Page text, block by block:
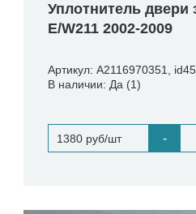
Уплотнитель двери
E/W211 2002-2009
Артикул: A2116970351,
В наличии: Да (1)
1380 руб/шт -